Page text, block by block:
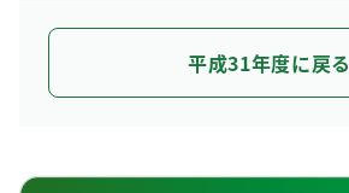
平成31年度に戻る